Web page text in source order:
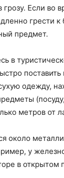
грозу. Если во
грести к
предмет.
в
поставить
одежду,
метров от
около
у
в открытом